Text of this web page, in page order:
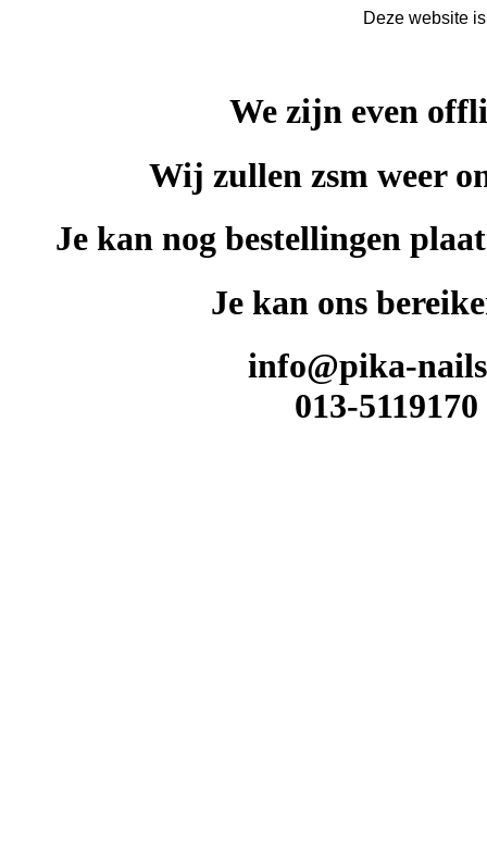
Deze website
We zijn even
Wij zullen zsm weer
Je kan nog bestellingen
Je kan ons
info@pika-
013-5119170